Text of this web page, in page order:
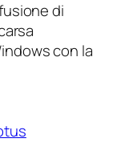
di
con la